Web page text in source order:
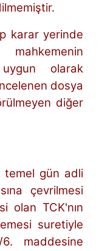
karar yerinde
olarak
dosya
diğer
temel gün adli
çevrilmesi
olan TCK'nın
suretiyle
6. maddesine